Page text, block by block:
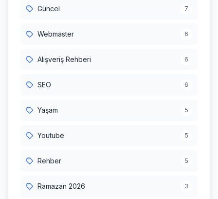
Güncel 7
Webmaster 6
Alışveriş Rehberi 6
SEO 6
Yaşam 5
Youtube 5
Rehber 5
Ramazan 2026 3